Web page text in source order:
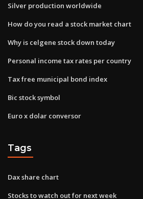
Silver production worldwide
How do you read a stock market chart
Why is celgene stock down today
Personal income tax rates per country
Tax free municipal bond index
Bic stock symbol
Euro x dolar conversor
Tags
Dax share chart
Stocks to watch out for next week